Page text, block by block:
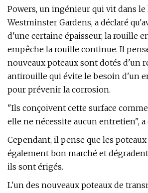
Powers, un ingénieur qui vit dans
Westminster Gardens, a déclaré
d'une certaine épaisseur, la rouille
empêche la rouille continue. Il
nouveaux poteaux sont dotés d'un
antirouille qui évite le besoin d'un
pour prévenir la corrosion.
"Ils conçoivent cette surface
elle ne nécessite aucun entretien", a
Cependant, il pense que les
également bon marché et
ils sont érigés.
L'un des nouveaux poteaux de